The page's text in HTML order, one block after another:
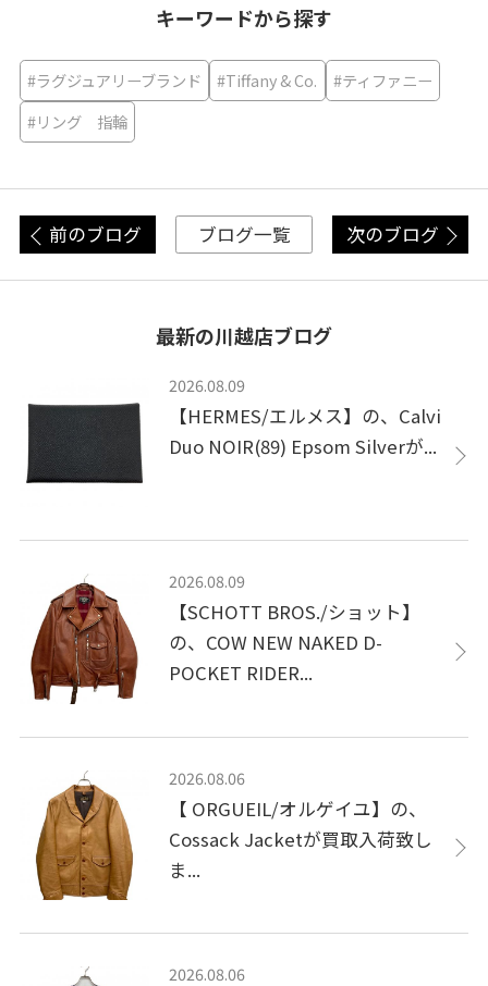
キーワードから探す
#ラグジュアリーブランド #Tiffany & Co.
#ティファニー
#リング 指輪
前のブログ ブログ一覧 次のブログ
最新の川越店ブログ
2026.08.09
【HERMES/エルメス】の、Calvi
Duo NOIR(89) Epsom Silverが...
2026.08.09
【SCHOTT BROS./ショット】
の、COW NEW NAKED D-
POCKET RIDER...
2026.08.06
【 ORGUEIL/オルゲイユ】の、
Cossack Jacketが買取入荷致し
ま...
2026.08.06